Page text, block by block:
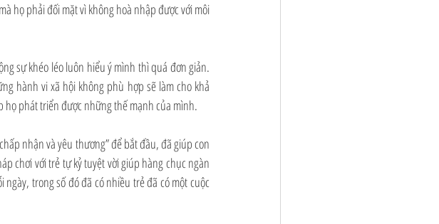
họ phải đối mặt vì không hoà nhập được với môi
sự khéo léo luôn hiểu ý mình thì quá đơn giản.
hành vi xã hội không phù hợp sẽ làm cho khả
họ phát triển được những thế mạnh của mình.
nhận và yêu thương” để bắt đầu, đã giúp con
chơi với trẻ tự kỷ tuyệt vời giúp hàng chục ngàn
trong số đó đã có nhiều trẻ đã có một cuộc